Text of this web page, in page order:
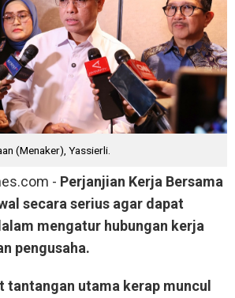
(Menaker), Yassierli.
- Perjanjian Kerja Bersama
secara serius agar dapat
mengatur hubungan kerja
pengusaha.
tantangan utama kerap muncul